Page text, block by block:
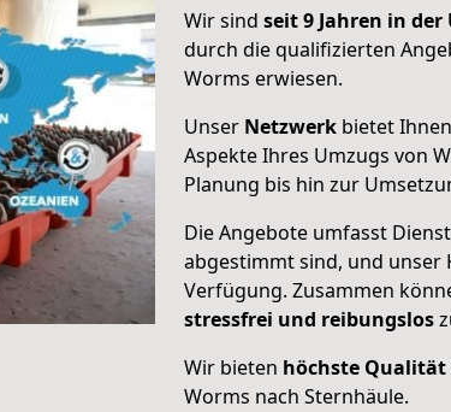
Wir sind seit 9 Jahren in
durch die qualifizierten
Worms erwiesen.
Unser Netzwerk bietet
Aspekte Ihres Umzugs von
Planung bis hin zur
Die Angebote umfasst
abgestimmt sind, und unser
Verfügung. Zusammen
stressfrei und reibungslos
Wir bieten höchste Qualität
Worms nach Sternhäule.